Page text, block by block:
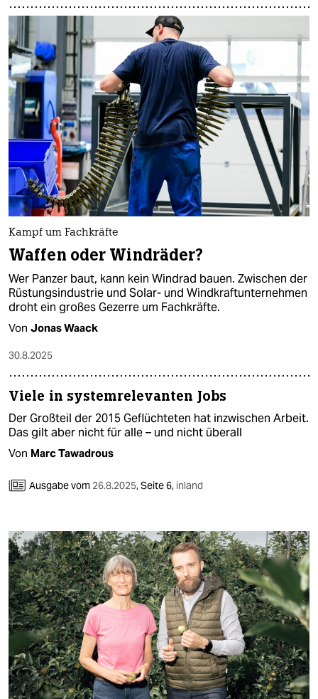
Kampf um Fachkräfte
Waffen oder Windräder?
Wer Panzer baut, kann kein Windrad bauen. Zwischen der
Rüstungsindustrie und Solar- und Windkraftunternehmen
droht ein großes Gezerre um Fachkräfte.
Von Jonas Waack
30.8.2025
Viele in systemrelevanten Jobs
Der Großteil der 2015 Geflüchteten hat inzwischen Arbeit.
Das gilt aber nicht für alle – und nicht überall
Von Marc Tawadrous
Ausgabe vom 26.8.2025,Seite 6, inland